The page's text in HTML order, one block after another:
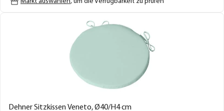
Dehner Sitzkissen Veneto, Ø40/H4 cm